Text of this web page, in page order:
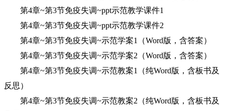
第4章~第3节免疫失调~ppt示范教学课件1
第4章~第3节免疫失调~ppt示范教学课件2
第4章~第3节免疫失调~示范学案1（Word版，含答案）
第4章~第3节免疫失调~示范学案2（Word版，含答案）
第4章~第3节免疫失调~示范教案1（纯Word版，含板书及
反思）
第4章~第3节免疫失调~示范教案2（纯Word版，含板书及